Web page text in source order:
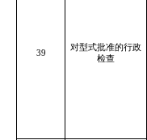
39
对型式批准的行政
检查